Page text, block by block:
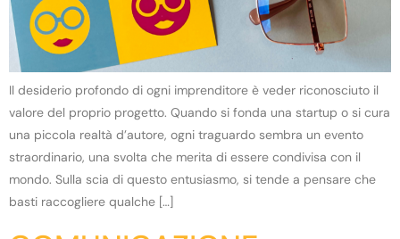
Il desiderio profondo di ogni imprenditore è veder riconosciuto il
valore del proprio progetto. Quando si fonda una startup o si cura
una piccola realtà d’autore, ogni traguardo sembra un evento
straordinario, una svolta che merita di essere condivisa con il
mondo. Sulla scia di questo entusiasmo, si tende a pensare che
basti raccogliere qualche […]